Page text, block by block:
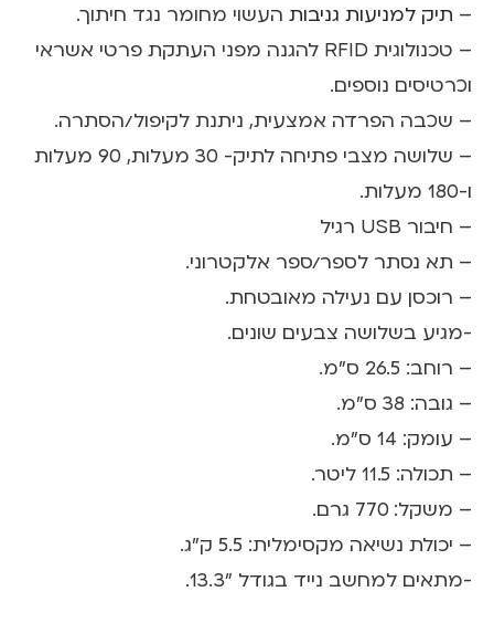
– תיק למניעות גניבות העשוי מחומר נגד חיתוך.
– טכנולוגית RFID להגנה מפני העתקת פרטי אשראי
וכרטיסים נוספים.
– שכבה הפרדה אמצעית, ניתנת לקיפול/הסתרה.
– שלושה מצבי פתיחה לתיק- 30 מעלות, 90 מעלות
ו-180 מעלות.
– חיבור USB רגיל
– תא נסתר לספר/ספר אלקטרוני.
– רוכסן עם נעילה מאובטחת.
-מגיע בשלושה צבעים שונים.
– רוחב: 26.5 ס"מ.
– גובה: 38 ס"מ.
– עומק: 14 ס"מ.
– תכולה: 11.5 ליטר.
– משקל: 770 גרם.
– יכולת נשיאה מקסימלית: 5.5 ק"ג.
-מתאים למחשב נייד בגודל "13.3.